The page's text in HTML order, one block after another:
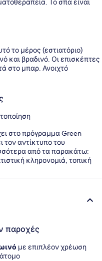
Το σπα είναι
το μέρος (εστιατόριο)
και βραδινό. Οι επισκέπτες
στο μπαρ. Ανοιχτό
στο πρόγραμμα Green
τον αντίκτυπο του
από τα παρακάτω:
κληρονομιά, τοπική
παροχές
με επιπλέον χρέωση